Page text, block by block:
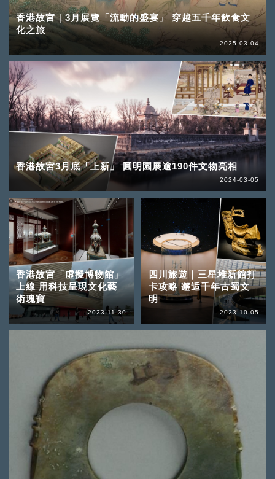
香港故宮｜3月展覽「流動的盛宴」 穿越五千年飲食文
化之旅
2025-03-04
香港故宮3月底「上新」 圓明園展逾190件文物亮相
2024-03-05
香港故宮「虛擬博物館」
上線 用科技呈現文化藝
術瑰寶
2023-11-30
四川旅遊｜三星堆新館打
卡攻略 邂逅千年古蜀文
明
2023-10-05